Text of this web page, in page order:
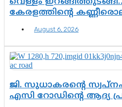
കേരളത്തിന്റെ
August 6, 2026
ജി. സുധാകരന്റെ
എസി റോഡിന്റെ ആദ്യ